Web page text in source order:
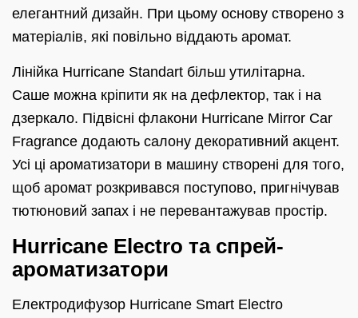
елегантний дизайн. При цьому основу створено з
матеріалів, які повільно віддають аромат.
Лінійка Hurricane Standart більш утилітарна.
Саше можна кріпити як на дефлектор, так і на
дзеркало. Підвісні флакони Hurricane Mirror Car
Fragrance додають салону декоративний акцент.
Усі ці ароматизатори в машину створені для того,
щоб аромат розкривався поступово, пригнічував
тютюновий запах і не перевантажував простір.
Hurricane Electro та спрей-
ароматизатори
Електродифузор Hurricane Smart Electro